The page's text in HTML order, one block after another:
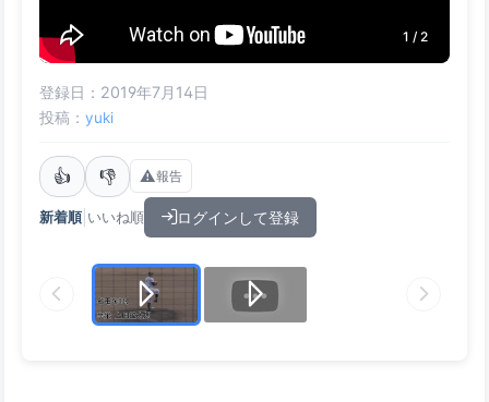
1 / 2
登録日：2019年7月14日
投稿： yuki
👍 👎 ⚠️報告
新着順| いいね順 ログインして登録